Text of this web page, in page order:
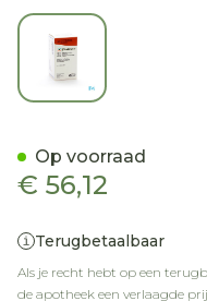
View larger
€ 56,12
Terugbetaalbaar
Als je recht hebt op een
de apotheek een verlaagde
Op voorraad